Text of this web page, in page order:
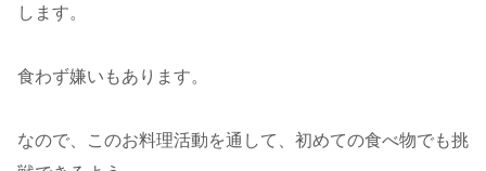
します。
食わず嫌いもあります。
なので、このお料理活動を通して、初めての食べ物でも挑